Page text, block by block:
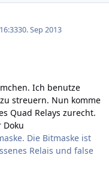
30. Sep 2013
Ich benutze
streuern. Nun komme
Quad Relays zurecht.
Doku
Die Bitmaske ist
Relais und false